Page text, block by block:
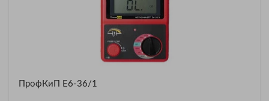
ПрофКиП Е6-36/1